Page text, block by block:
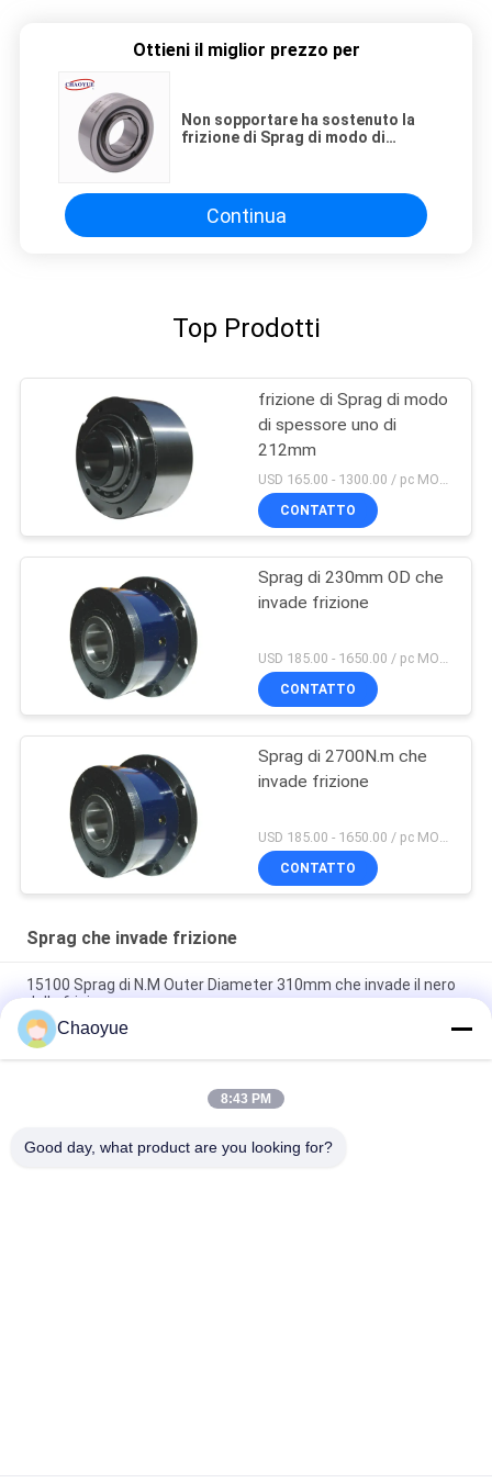
Ottieni il miglior prezzo per
Non sopportare ha sostenuto la
frizione di Sprag di modo di
Continua
Top Prodotti
frizione di Sprag di modo
di spessore uno di
212mm
USD 165.00 - 1300.00 / pc MOQ:1 PC
CONTATTO
Sprag di 230mm OD che
invade frizione
CONTATTO
Sprag di 2700N.m che
invade frizione
CONTATTO
Sprag che invade frizione
15100 Sprag di N.M Outer Diameter 310mm che invade il nero
della frizione
Sopportare unidirezionale della frizione di identificazione di
CKZF-C 700N.M 40mm di sostegno
Sprag 3200r/min di 1900N.m che invade frizione, una frizione
Chaoyue
8:43 PM
Good day, what product are you looking for?